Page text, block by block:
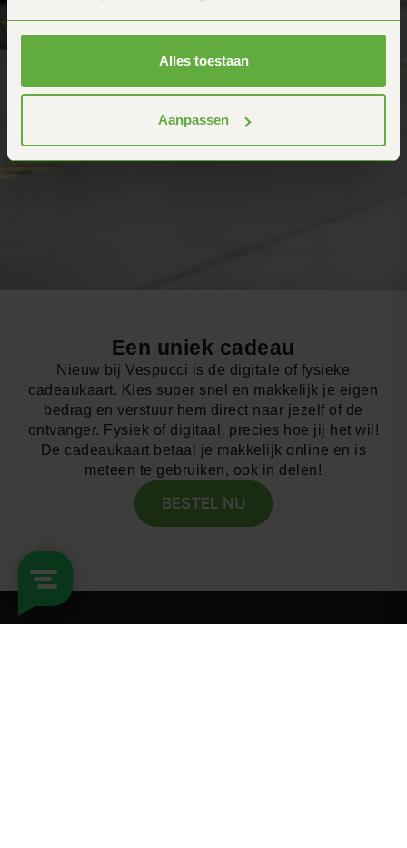
Alles toestaan
Aanpassen
Een uniek cadeau
Nieuw bij Vespucci is de digitale of fysieke
cadeaukaart. Kies super snel en makkelijk je eigen
bedrag en verstuur hem direct naar jezelf of de
ontvanger. Fysiek of digitaal, precies hoe jij het wil!
De cadeaukaart betaal je makkelijk online en is
meteen te gebruiken, ook in delen!
BESTEL NU